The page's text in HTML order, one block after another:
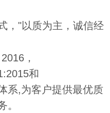
，"以质为主，诚信经
，
和
系,为客户提供最优质
。